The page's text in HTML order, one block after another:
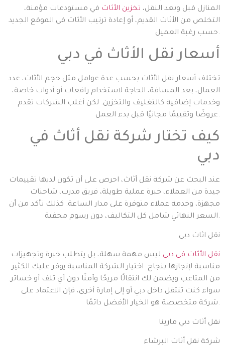
المنازل قبل وبعد النقل، تخزين الأثاث في مستودعات مؤمنة،
التخلص من الأثاث القديم، أو إعادة ترتيب الأثاث في الموقع الجديد
حسب رغبة العميل.
أسعار نقل الأثاث في دبي
تختلف أسعار نقل الأثاث بحسب عدة عوامل مثل حجم الأثاث، عدد
العمال، بعد المسافة، الحاجة لاستخدام رافعات أو أدوات خاصة،
وخدمات إضافية كالتغليف والتخزين. لكن أغلب الشركات تقدم
عروضًا وتقييمًا مجانيًا قبل بدء العمل.
كيف تختار شركة نقل أثاث في
دبي
عند البحث عن شركة نقل أثاث، احرص على أن تكون لديها تقييمات
جيدة من العملاء، خبرة عملية طويلة، فريق مدرب، شاحنات
مجهزة، وخدمة عملاء متوفرة على مدار الساعة. كذلك تأكد من أن
السعر النهائي شامل كل التكاليف، دون رسوم مخفية.
نقل اثاث دبي
نقل الأثاث في دبي ليس مهمة سهلة، بل يتطلب خبرة وتجهيزات
مناسبة لإنجازها بنجاح. اختيار الشركة المناسبة يوفر عليك الكثير
من المتاعب ويضمن لك انتقالًا مريحًا وآمنًا دون أي تلف أو خسائر.
سواء كنت تنتقل داخل دبي أو إلى إمارة أخرى، فإن الاعتماد على
شركة متخصصة هو الخيار الأفضل دائمًا.
نقل أثاث دبي مارينا
شركة نقل أثاث البرشاء